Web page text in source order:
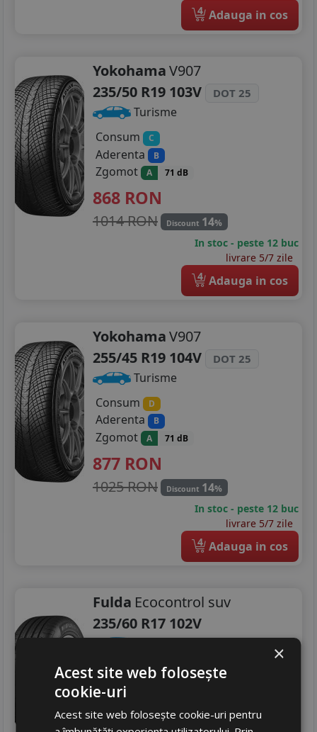
4 Adauga in cos
YokohamaV907
235/50 R19 103V
DOT 25
Turisme
Consum
C
Aderenta B
Zgomot A 71 dB
868 RON
1014 RON Discount 14%
In stoc - peste 12 buc
livrare 5/7 zile
4 Adauga in cos
YokohamaV907
255/45 R19 104V
DOT 25
Turisme
Consum
D
Aderenta B
Zgomot A 71 dB
877 RON
1025 RON Discount 14%
In stoc - peste 12 buc
livrare 5/7 zile
4 Adauga in cos
Fulda Ecocontrol suv
235/60 R17 102V
SUV / 4x4
Consum C
Aderenta
Zgomot
×
Acest site web folosește
cookie-uri
Acest site web folosește cookie-uri pentru